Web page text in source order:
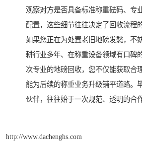
观察对方是否具备标准称重砝码、专
配置，这些细节往往决定了回收流程
如果您正在为处置老旧地磅发愁，不
耕行业多年、在称重设备领域有口碑
次专业的地磅回收，您不仅能获取合
能为后续的称重业务升级铺平道路。
伙伴，往往始于一次规范、透明的合作
http://www.dachenghs.com